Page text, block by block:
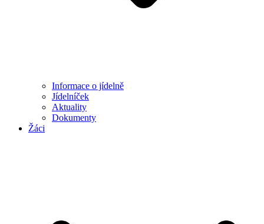
Informace o jídelně
Jídelníček
Aktuality
Dokumenty
Žáci